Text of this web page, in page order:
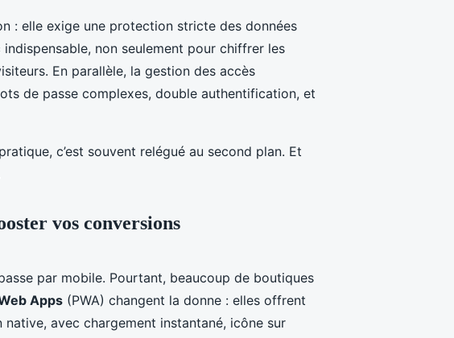
: elle exige une protection stricte des données
non seulement pour chiffrer les
En parallèle, la gestion des accès
de passe complexes, double authentification, et
c’est souvent relégué au second plan. Et
vos conversions
par mobile. Pourtant, beaucoup de boutiques
Apps (PWA) changent la donne : elles offrent
native, avec chargement instantané, icône sur